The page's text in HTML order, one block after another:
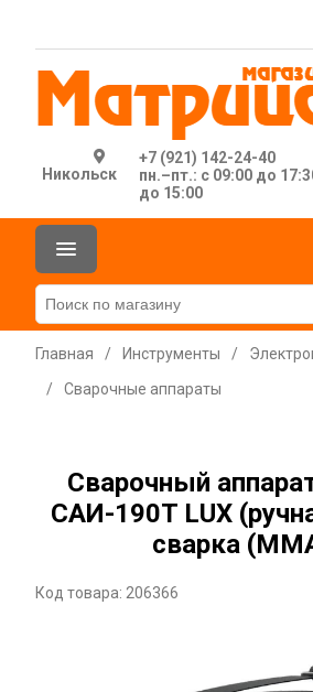
Никольск
+7 (921) 142-24-40
пн.–пт.: с 09:00 до
до 15:00
Главная / Инструменты /
/
Сварочные аппараты
Сварочный
САИ-190T LUX
сварка
Код товара: 206366